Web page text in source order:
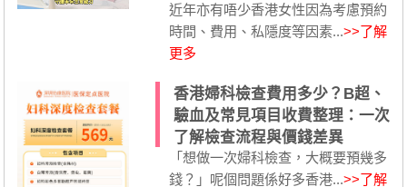
近年亦有唔少香港女性因為考慮預約
時間、費用、私隱度等因素...>>了解
更多
香港婦科檢查費用多少？B超、
驗血及常見項目收費整理：一次
了解檢查流程與價錢差異
「想做一次婦科檢查，大概要預幾多
錢？」呢個問題係好多香港...>>了解